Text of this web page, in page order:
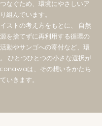
なぐため、環境にやさしいア
組んでいます。
ストの考え方をもとに、 自然
を捨てずに再利用する循環の
動やサンゴへの寄付など、環
ひとつひとつの小さな選択が
は、その想いをかたち
いきます。